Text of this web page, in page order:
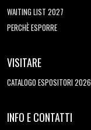
WAITING LIST 2027
PERCHÈ ESPORRE
VISITARE
CATALOGO ESPOSITORI 2026
INFO E CONTATTI